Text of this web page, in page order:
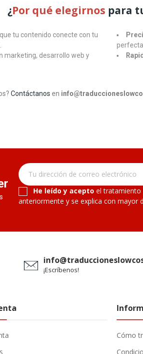
¿Por qué elegirnos para
tu contenido conecte con tu
marketing, desarrollo web y
Contáctanos en
He leído y acepto el tratamiento
anteriormente y se explica con mayor
¡Escríbenos!
Cómo